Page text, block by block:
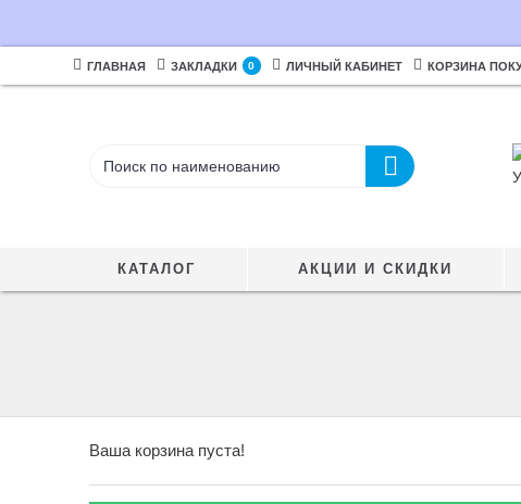
ГЛАВНАЯ ЗАКЛАДКИ 0 ЛИЧНЫЙ КАБИНЕТ КОРЗИНА
КАТАЛОГ АКЦИИ И СКИДКИ
Ваша корзина пуста!